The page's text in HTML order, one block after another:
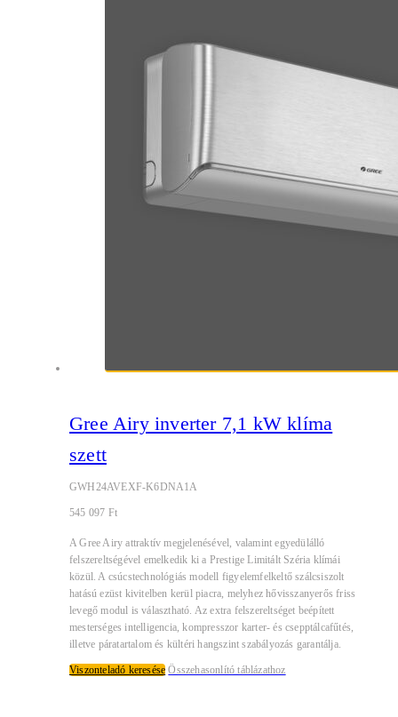
Gree Airy inverter 7,1 kW klíma
szett
GWH24AVEXF-K6DNA1A
545 097 Ft
A Gree Airy attraktív megjelenésével, valamint egyedülálló
felszereltségével emelkedik ki a Prestige Limitált Széria klímái
közül. A csúcstechnológiás modell figyelemfelkeltő szálcsiszolt
hatású ezüst kivitelben kerül piacra, melyhez hővisszanyerős friss
levegő modul is választható. Az extra felszereltséget beépített
mesterséges intelligencia, kompresszor karter- és csepptálcafűtés,
illetve páratartalom és kültéri hangszint szabályozás garantálja.
Viszonteladó keresése Összehasonlító táblázathoz